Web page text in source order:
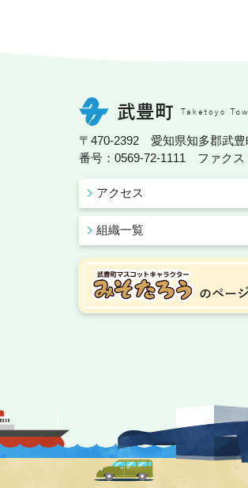
〒470-2392 愛知県知多郡武豊
番号：0569-72-1111 ファクス
アクセス
組織一覧